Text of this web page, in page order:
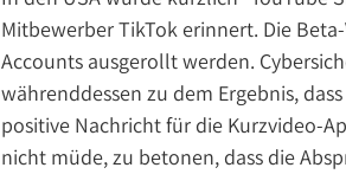
Mitbewerber TikTok erinnert. Die
Accounts ausgerollt werden.
währenddessen zu dem Ergebnis,
positive Nachricht für die Kurzvideo-
nicht müde, zu betonen, dass die